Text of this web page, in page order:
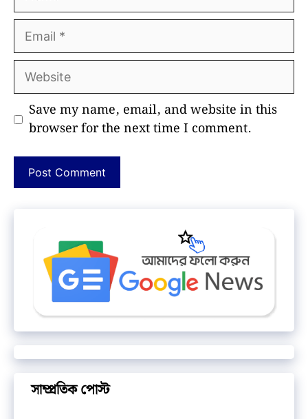
Email
Website
Save my name, email, and website in this
browser for the next time I comment.
সাম্প্রতিক পোস্ট